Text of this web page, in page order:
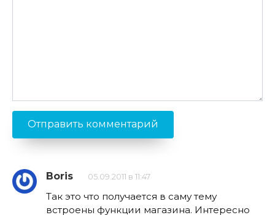
Boris 05.09.2011 в 11:47
Так это что получается в саму тему
встроены функции магазина. Интересно